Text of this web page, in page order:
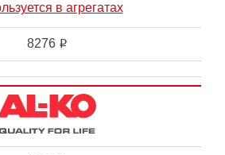
в агрегатах
8276 i